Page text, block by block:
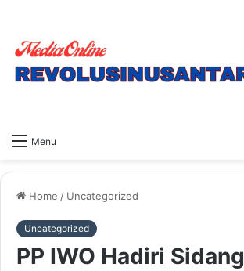
Menu
Home / Uncategorized
Uncategorized
PP IWO Hadiri Sidang